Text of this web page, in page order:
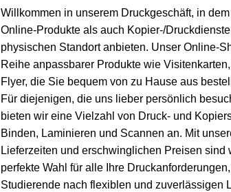
Willkommen in unserem Druckgeschäft, in dem
Online-Produkte als auch Kopier-/
physischen Standort anbieten. Unser Online-
Reihe anpassbarer Produkte wie
Flyer, die Sie bequem von zu Hause aus
Für diejenigen, die uns lieber persönlich
bieten wir eine Vielzahl von Druck- und
Binden, Laminieren und Scannen an. Mit
Lieferzeiten und erschwinglichen Preisen sind
perfekte Wahl für alle Ihre
Studierende nach flexiblen und zuverlässigen